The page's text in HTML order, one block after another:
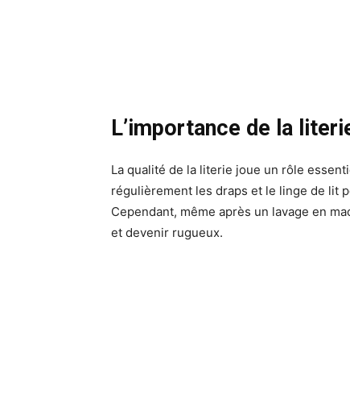
L’importance de la
La qualité de la literie joue un rôle
régulièrement les draps et le linge de lit
Cependant, même après un lavage en
et devenir rugueux.